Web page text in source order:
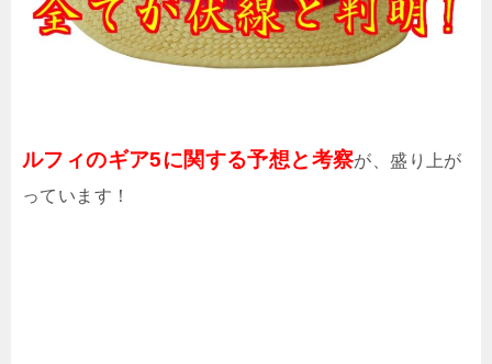
ルフィのギア5に関する予想と考察が、盛り上が
っています！